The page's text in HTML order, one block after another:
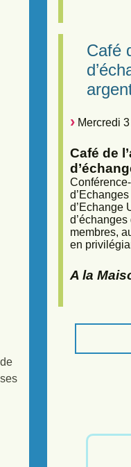
Café
Mercredi
Café de
d’Echange
membres,
en
A la